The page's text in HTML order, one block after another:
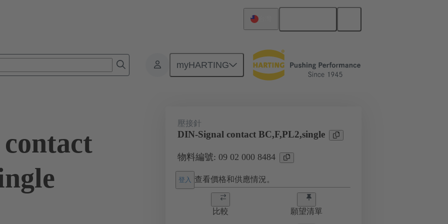
myHARTING
壓接針
DIN-Signal contact BC,F,PL2,single
物料編號: 09 02 000 8484
登入 查看價格和供應情況。
比較 願望清單